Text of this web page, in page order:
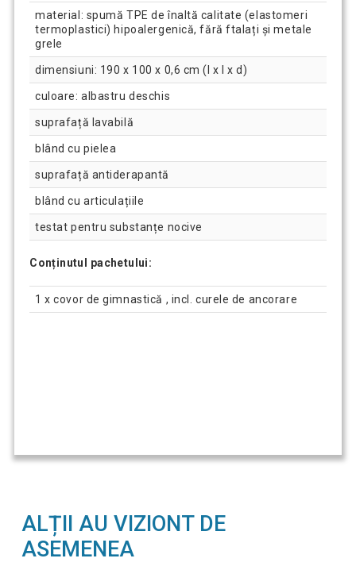
material: spumă TPE de înaltă calitate (elastomeri
termoplastici) hipoalergenică, fără ftalați și metale
grele
dimensiuni: 190 x 100 x 0,6 cm (l x l x d)
culoare: albastru deschis
suprafață lavabilă
blând cu pielea
suprafață antiderapantă
blând cu articulațiile
testat pentru substanțe nocive
Conținutul pachetului:
1 x covor de gimnastică , incl. curele de ancorare
ALȚII AU VIZIONT DE
ASEMENEA